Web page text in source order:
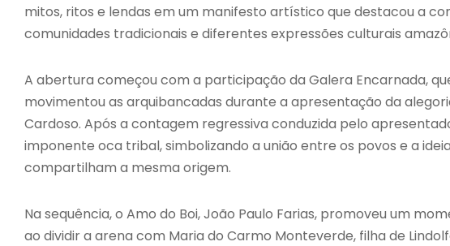
mitos, ritos e lendas em um manifesto artístico que destacou a
comunidades tradicionais e diferentes expressões culturais
A abertura começou com a participação da Galera Encarnada,
movimentou as arquibancadas durante a apresentação da
Cardoso. Após a contagem regressiva conduzida pelo
imponente oca tribal, simbolizando a união entre os povos e a
compartilham a mesma origem.
Na sequência, o Amo do Boi, João Paulo Farias, promoveu um
ao dividir a arena com Maria do Carmo Monteverde, filha de